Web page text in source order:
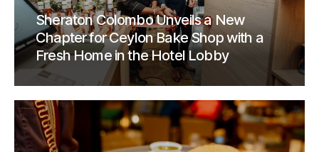
Sheraton Colombo Unveils a New
Chapter for Ceylon Bake Shop with a
Fresh Home in the Hotel Lobby